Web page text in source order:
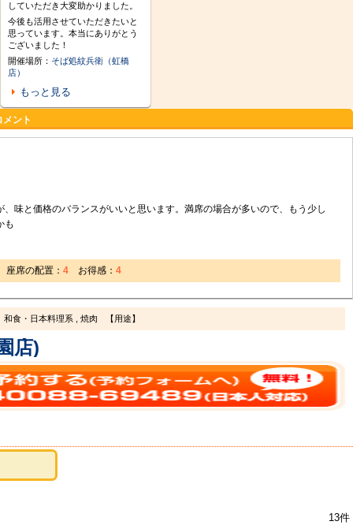
していただき大変助かりました。
今後も活用させていただきたいと
思っています。本当にありがとう
ございました！
開催場所： そば処紋兵衛（虹橋
店）
もっと見る
ント
味と価格のバランスがいいと思います。満席の場合が多いので、もう少し
も
席の配置： 4 お得感： 4
和食・日本料理系 , 焼肉 【用途】
店)
13件